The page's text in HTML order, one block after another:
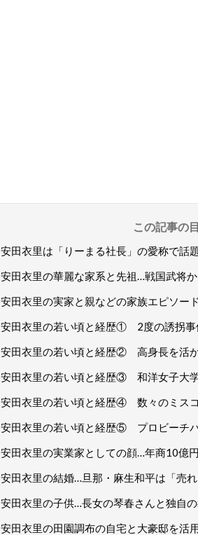
この記事の
安田衣里は「りーまる社長」の愛称で話
安田衣里の華麗な家系と先祖…戦国武将
安田衣里の実家と親などの家族エピソー
安田衣里の若い頃と経歴① 2度の誘拐事
安田衣里の若い頃と経歴② 高身長を活
安田衣里の若い頃と経歴③ 和洋女子大
安田衣里の若い頃と経歴④ 数々のミス
安田衣里の若い頃と経歴⑤ プロビーチ
安田衣里の実業家としての顔…年商10億
安田衣里の結婚…旦那・麻生和平は「売れ
安田衣里の子供…長女の琴春さんと独自
安田衣里の田園調布の自宅と大豪邸を活